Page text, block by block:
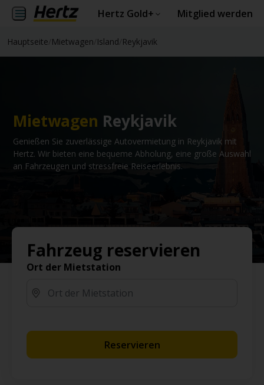
Hertz Gold+ Mitglied werden
Hauptseite Mietwagen Island Reykjavik
Mietwagen Reykjavik
Genießen Sie zuverlässige Autovermietung in Reykjavik mit
Hertz. Wir bieten eine bequeme Abholung, eine große Auswahl
an Fahrzeugen und stressfreie Reiseerlebnis.
Fahrzeug reservieren
Ort der Mietstation
Reservieren